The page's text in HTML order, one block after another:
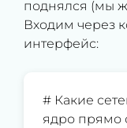
поднялся (мы
Входим через
интерфейс:
# Какие
ядро прямо